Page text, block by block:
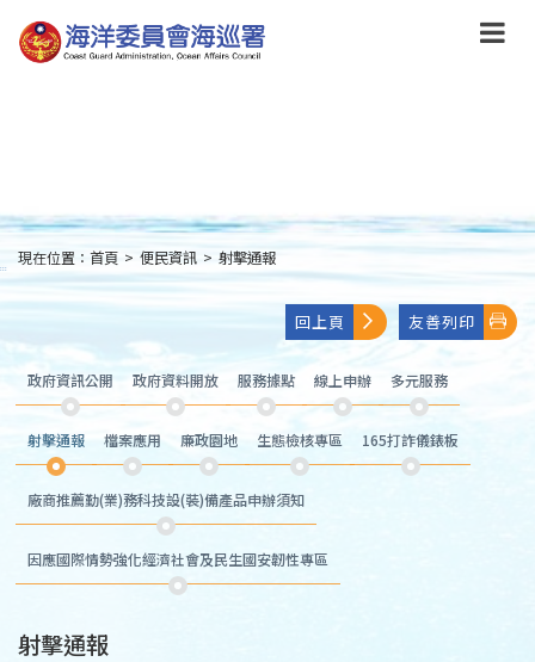
到
主
:::
現在位置： 首頁 > 便民資訊 > 射擊通報
回上頁 友善列印
政府資訊公開 政府資料開放 服務據點 線上申辦 多元服務
射擊通報 檔案應用 廉政園地 生態檢核專區 165打詐儀錶板
廠商推薦勤(業)務科技設(裝)備產品申辦須知
因應國際情勢強化經濟社會及民生國安韌性專區
射擊通報